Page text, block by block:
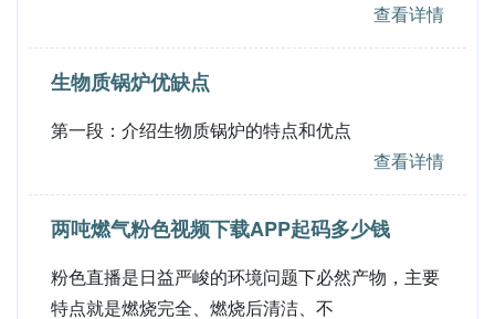
查看详情
生物质锅炉优缺点
第一段：介绍生物质锅炉的特点和优点
查看详情
两吨燃气粉色视频下载APP起码多少钱
粉色直播是日益严峻的环境问题下必然产物，主要
特点就是燃烧完全、燃烧后清洁、不